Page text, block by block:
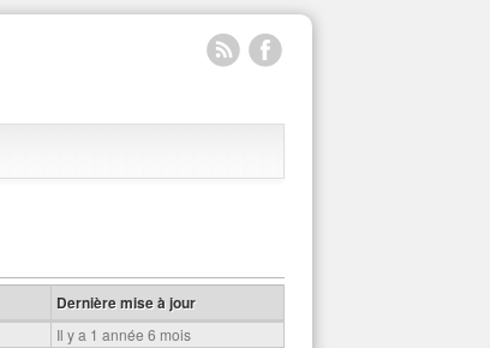
Dernière mise à jour
Il y a 1 année 6 mois